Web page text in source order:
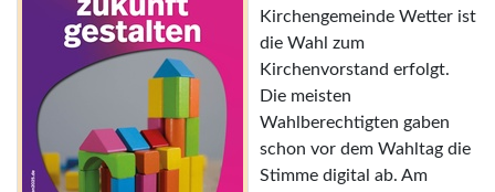
Kirchengemeinde Wetter ist
die Wahl zum
Kirchenvorstand erfolgt.
Die meisten
Wahlberechtigten gaben
schon vor dem Wahltag die
Stimme digital ab. Am